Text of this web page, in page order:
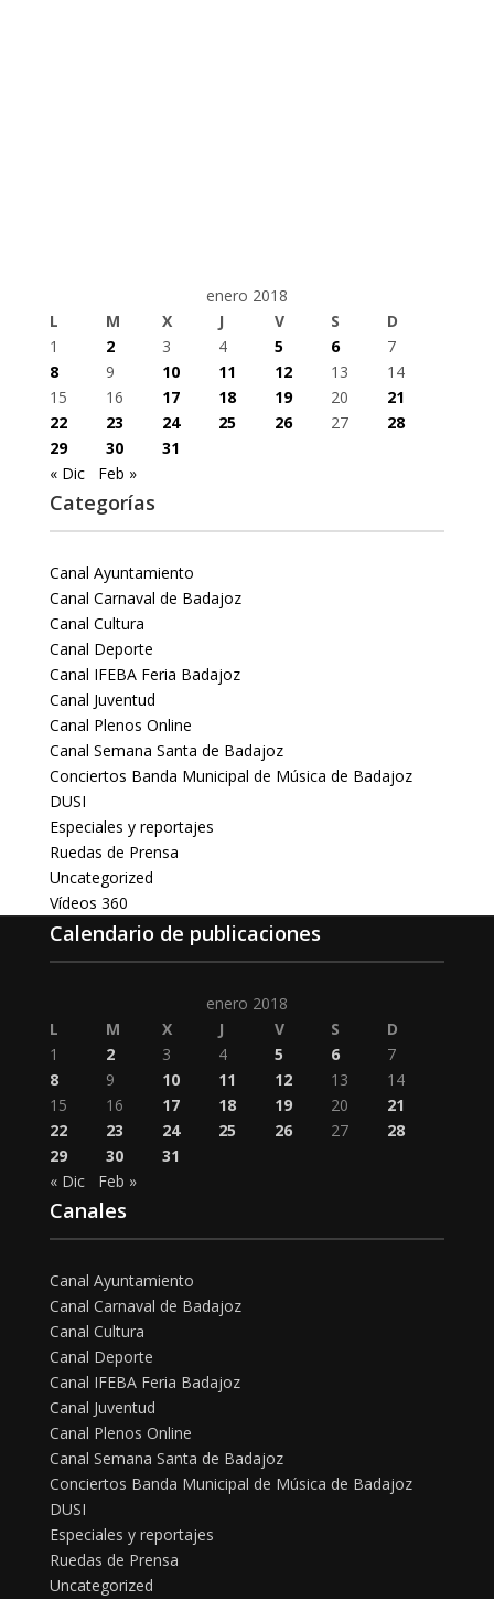
enero 2018
L
M X J V S
D
1
2 3 4 5 6
7
8
9 10 11 12 13
14
15
16 17 18 19 20
21
22
23 24 25 26 27
28
29
30
31
« Dic
Feb »
Categorías
Canal Ayuntamiento
Canal Carnaval de Badajoz
Canal Cultura
Canal Deporte
Canal IFEBA Feria Badajoz
Canal Juventud
Canal Plenos Online
Canal Semana Santa de Badajoz
Conciertos Banda Municipal de Música de Badajoz
DUSI
Especiales y reportajes
Ruedas de Prensa
Uncategorized
Vídeos 360
Calendario de publicaciones
enero 2018
L
M X J V S
D
1
2 3 4 5 6
7
8
9 10 11 12 13
14
15
16 17 18 19 20
21
22
23 24 25 26 27
28
29
30
31
« Dic
Feb »
Canales
Canal Ayuntamiento
Canal Carnaval de Badajoz
Canal Cultura
Canal Deporte
Canal IFEBA Feria Badajoz
Canal Juventud
Canal Plenos Online
Canal Semana Santa de Badajoz
Conciertos Banda Municipal de Música de Badajoz
DUSI
Especiales y reportajes
Ruedas de Prensa
Uncategorized